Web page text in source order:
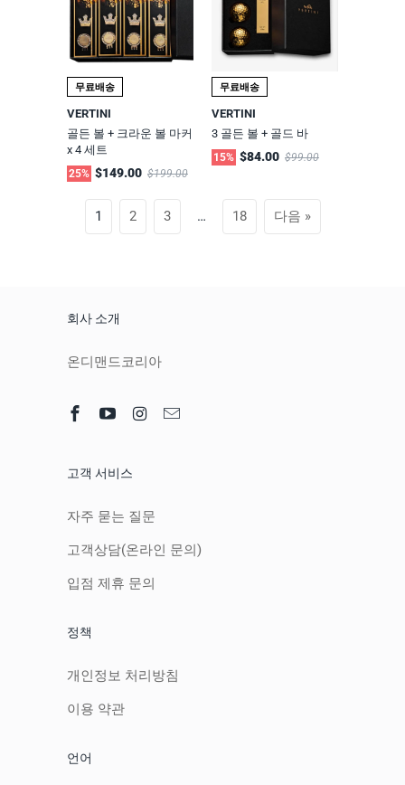
무료배송
VERTINI
골든 볼 + 크라운 볼 마커
x 4 세트
25% $149.00 $199.00
무료배송
VERTINI
3 골든 볼 + 골드 바
15% $84.00 $99.00
1 2 3 … 18 다음 »
회사 소개
온디맨드코리아
고객 서비스
자주 묻는 질문
고객상담(온라인 문의)
입점 제휴 문의
정책
개인정보 처리방침
이용 약관
언어